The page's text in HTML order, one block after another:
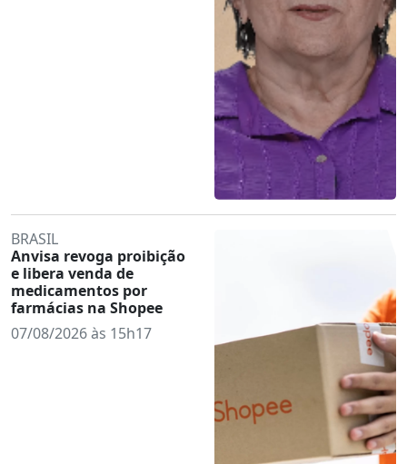
BRASIL
Anvisa revoga proibição
e libera venda de
medicamentos por
farmácias na Shopee
07/08/2026 às 15h17